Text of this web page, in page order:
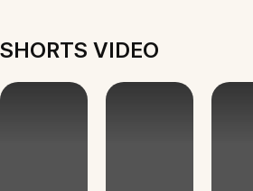
SHORTS VIDEO